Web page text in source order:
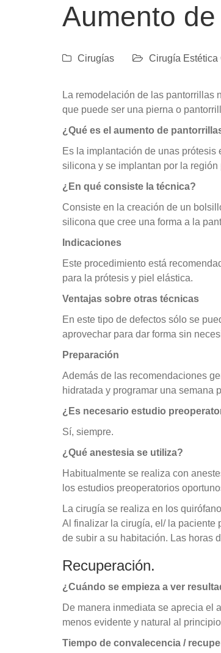
Aumento
Cirugías Cirugía Estética
La remodelación de las pantorrillas
que puede ser una pierna o
¿Qué es el aumento de
Es la implantación de unas
silicona y se implantan por la
¿En qué consiste la técnica?
Consiste en la creación de un
silicona que cree una forma a la
Indicaciones
Este procedimiento está
para la prótesis y piel elástica.
Ventajas sobre otras técnicas
En este tipo de defectos sólo se
aprovechar para dar forma sin
Preparación
Además de las recomendaciones
hidratada y programar una semana
¿Es necesario estudio
Sí, siempre.
¿Qué anestesia se utiliza?
Habitualmente se realiza con
los estudios preoperatorios
La cirugía se realiza en los
Al finalizar la cirugía, el/ la paciente
de subir a su habitación. Las horas
Recuperación.
¿Cuándo se empieza a ver
De manera inmediata se aprecia el
menos evidente y natural al
Tiempo de convalecencia /